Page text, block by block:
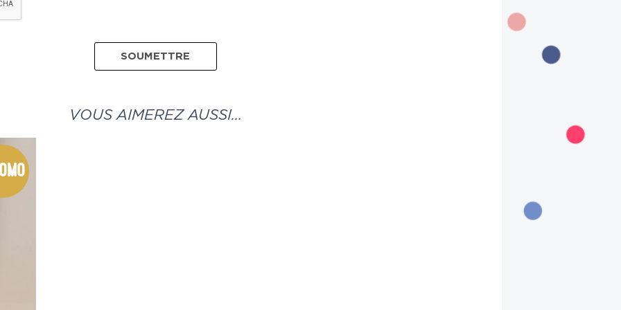
VOUS AIMEREZ AUSSI…